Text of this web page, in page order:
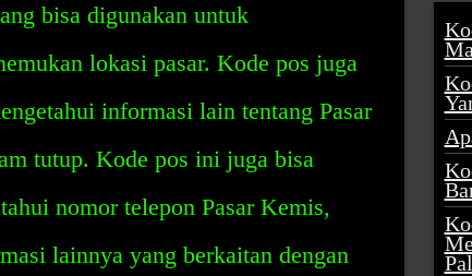
bisa digunakan untuk
lokasi pasar. Kode pos juga
informasi lain tentang Pasar
tutup. Kode pos ini juga bisa
nomor telepon Pasar Kemis,
lainnya yang berkaitan dengan